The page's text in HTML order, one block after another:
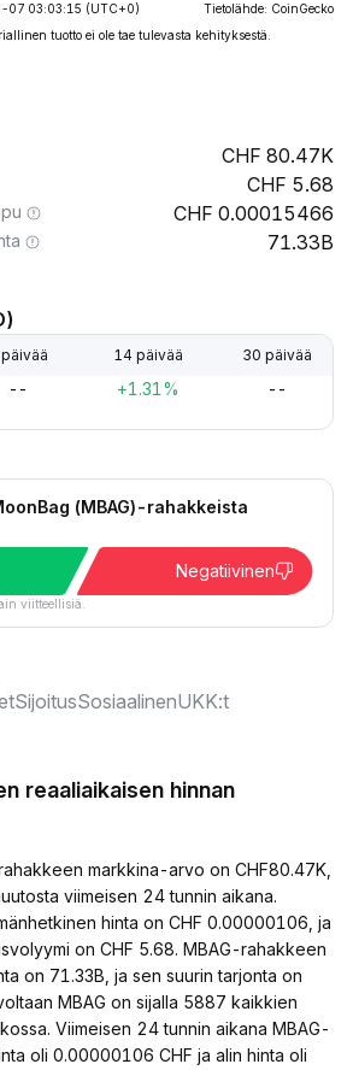
07 03:03:15 (UTC+0)
Tietolähde: CoinGecko
tuotto ei ole tae tulevasta kehityksestä.
80.47K
5.68
0.00015466
71.33B
14 päivää 30 päivää
-- +1.31% --
(MBAG)-rahakkeista
Negatiivinen
viitteellisiä.
SijoitusSosiaalinenUKK:t
reaaliaikaisen hinnan
markkina-arvo on CHF80.47K,
viimeisen 24 tunnin aikana.
hinta on CHF 0.00000106, ja
on CHF 5.68. MBAG-rahakkeen
on 71.33B, ja sen suurin tarjonta on
MBAG on sijalla 5887 kaikkien
Viimeisen 24 tunnin aikana MBAG-
oli 0.00000106 CHF ja alin hinta oli